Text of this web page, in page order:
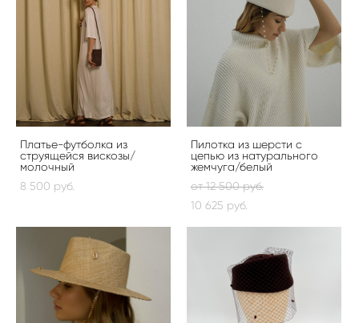
Платье-футболка из
струящейся вискозы/
молочный
8 500 pуб.
Пилотка из шерсти с
цепью из натурального
жемчуга/белый
от 12 500 pуб.
10 625 pуб.